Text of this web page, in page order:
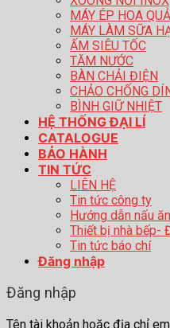
MÁY ÉP HOA
MÁY LÀM SỮA
ẤM SIÊU TỐC
TĂM NƯỚC
BÀN CHẢI ĐIỆN
CHẢO CHỐNG
BÌNH GIỮ NHIỆT
HỆ THỐNG ĐẠI LÍ
CATALOGUE
BẢO HÀNH
TIN TỨC
LIÊN HỆ
Tin tức công ty
Hướng dẫn nấu ăn
Thiết bị nhà bếp-
Tin tức báo chí
Đăng nhập
Đăng nhập
Tên tài khoản hoặc địa chỉ